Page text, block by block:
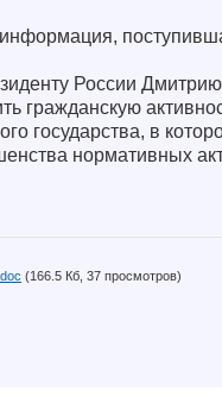
России
гражданскую
государства, в
нормативных
(166.5 Кб, 37 просмотров)